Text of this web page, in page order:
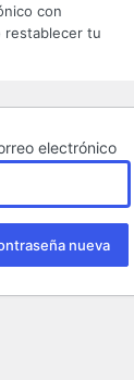
con
restablecer tu
electrónico